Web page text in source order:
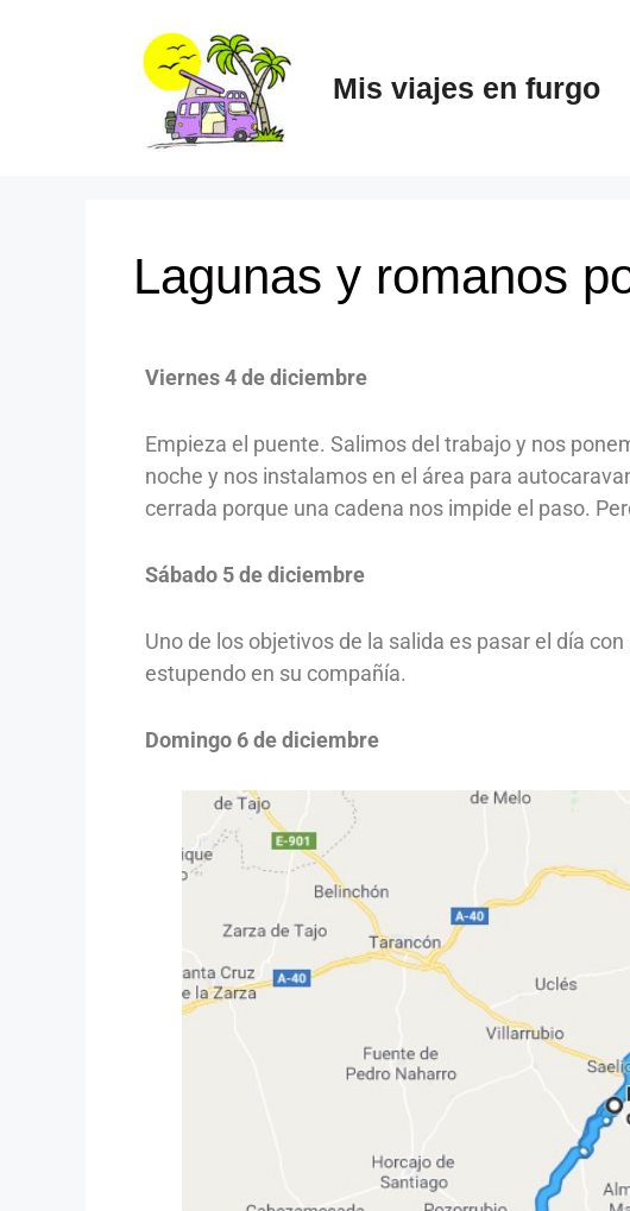
Mis viajes en furgo
Lagunas y romanos
Viernes 4 de diciembre
Empieza el puente. Salimos del trabajo y nos
noche y nos instalamos en el área para
cerrada porque una cadena nos impide el paso.
Sábado 5 de diciembre
Uno de los objetivos de la salida es pasar el día
estupendo en su compañía.
Domingo 6 de diciembre